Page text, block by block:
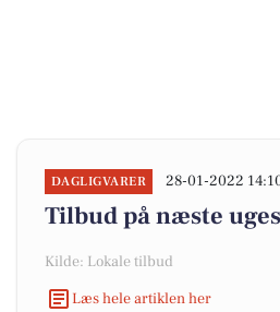
DAGLIGVARER 28-01-2022
Tilbud på næste
Kilde: Lokale tilbud
Læs hele artiklen her